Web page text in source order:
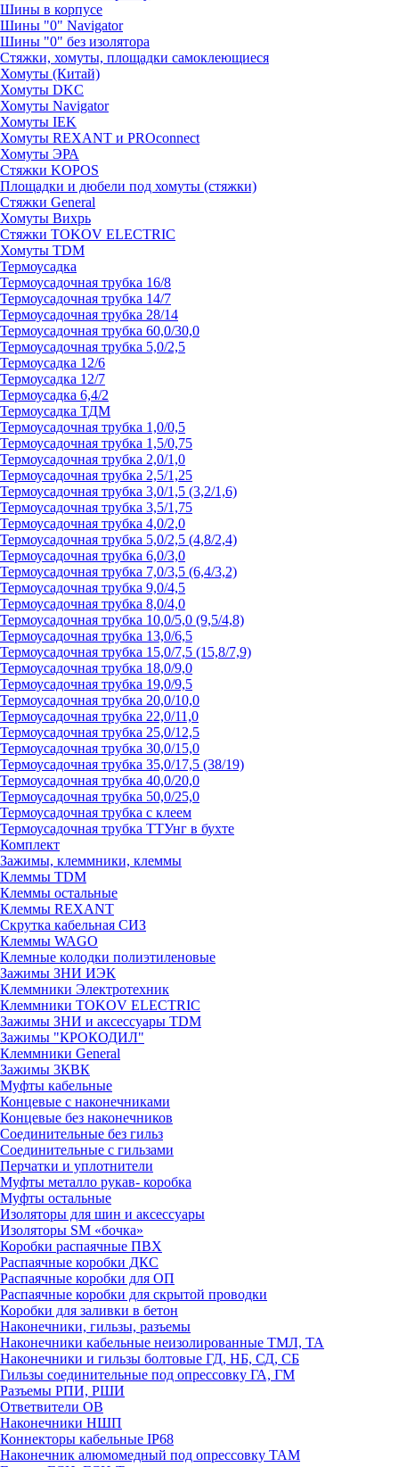
Шины в корпусе
Шины "0" Navigator
Шины "0" без изолятора
Стяжки, хомуты, площадки самоклеющиеся
Хомуты (Китай)
Хомуты DKC
Хомуты Navigator
Хомуты IEK
Хомуты REXANT и PROconnect
Хомуты ЭРА
Стяжки KOPOS
Площадки и дюбели под хомуты (стяжки)
Стяжки General
Хомуты Вихрь
Стяжки TOKOV ELECTRIC
Хомуты TDM
Термоусадка
Термоусадочная трубка 16/8
Термоусадочная трубка 14/7
Термоусадочная трубка 28/14
Термоусадочная трубка 60,0/30,0
Термоусадочная трубка 5,0/2,5
Термоусадка 12/6
Термоусадка 12/7
Термоусадка 6,4/2
Термоусадка ТДМ
Термоусадочная трубка 1,0/0,5
Термоусадочная трубка 1,5/0,75
Термоусадочная трубка 2,0/1,0
Термоусадочная трубка 2,5/1,25
Термоусадочная трубка 3,0/1,5 (3,2/1,6)
Термоусадочная трубка 3,5/1,75
Термоусадочная трубка 4,0/2,0
Термоусадочная трубка 5,0/2,5 (4,8/2,4)
Термоусадочная трубка 6,0/3,0
Термоусадочная трубка 7,0/3,5 (6,4/3,2)
Термоусадочная трубка 9,0/4,5
Термоусадочная трубка 8,0/4,0
Термоусадочная трубка 10,0/5,0 (9,5/4,8)
Термоусадочная трубка 13,0/6,5
Термоусадочная трубка 15,0/7,5 (15,8/7,9)
Термоусадочная трубка 18,0/9,0
Термоусадочная трубка 19,0/9,5
Термоусадочная трубка 20,0/10,0
Термоусадочная трубка 22,0/11,0
Термоусадочная трубка 25,0/12,5
Термоусадочная трубка 30,0/15,0
Термоусадочная трубка 35,0/17,5 (38/19)
Термоусадочная трубка 40,0/20,0
Термоусадочная трубка 50,0/25,0
Термоусадочная трубка с клеем
Термоусадочная трубка ТТУнг в бухте
Комплект
Зажимы, клеммники, клеммы
Клеммы TDM
Клеммы остальные
Клеммы REXANT
Скрутка кабельная СИЗ
Клеммы WAGO
Клемные колодки полиэтиленовые
Зажимы ЗНИ ИЭК
Клеммники Электротехник
Клеммники TOKOV ELECTRIC
Зажимы ЗНИ и аксессуары TDM
Зажимы "КРОКОДИЛ"
Клеммники General
Зажимы 3КВК
Муфты кабельные
Концевые с наконечниками
Концевые без наконечников
Соединительные без гильз
Соединительные с гильзами
Перчатки и уплотнители
Муфты металло рукав- коробка
Муфты остальные
Изоляторы для шин и аксессуары
Изоляторы SM «бочка»
Коробки распаячные ПВХ
Распаячные коробки ДКС
Распаячные коробки для ОП
Распаячные коробки для скрытой проводки
Коробки для заливки в бетон
Наконечники, гильзы, разъемы
Наконечники кабельные неизолированные ТМЛ, ТА
Наконечники и гильзы болтовые ГД, НБ, СД, СБ
Гильзы соединительные под опрессовку ГА, ГМ
Разъемы РПИ, РШИ
Ответвители ОВ
Наконечники НШП
Коннекторы кабельные IP68
Наконечник алюмомедный под опрессовку ТАМ